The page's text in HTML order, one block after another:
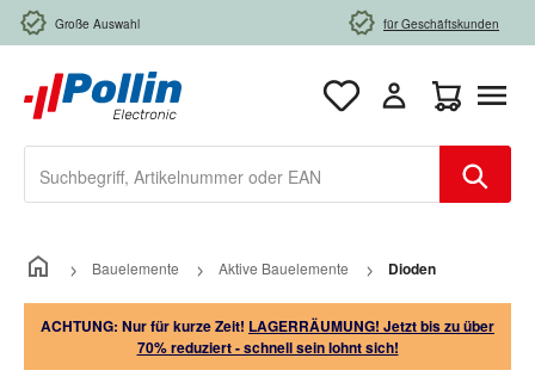
Zum Hauptinhalt springen
Große Auswahl für Geschäftskunden
Bauelemente Aktive Bauelemente Dioden
ACHTUNG: Nur für kurze Zeit! LAGERRÄUMUNG! Jetzt bis zu über
70% reduziert - schnell sein lohnt sich!